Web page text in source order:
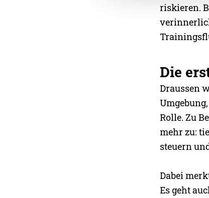
riskieren.
Die
Draussen
Rolle. Zu
mehr zu:
steuern
Dabei
Es geht